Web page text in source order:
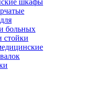
шкафы
больных